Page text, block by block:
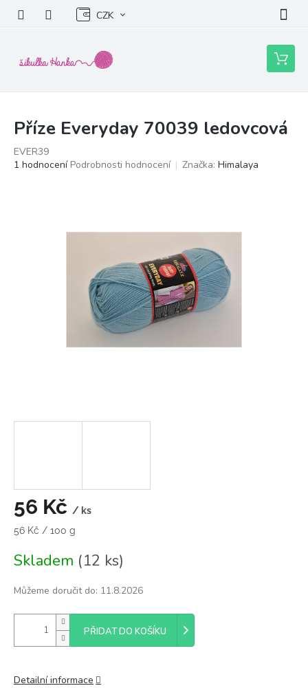
obsah
CZK
Nákupní
košík
Příze Everyday 70039 ledovcová
EVER39
Průměrné
1 hodnocení Podrobnosti hodnocení Značka: Himalaya
56 Kč / ks
Měrná
56 Kč / 100 g
Skladem (12 ks)
Můžeme doručit do: 11.8.2026
PŘIDAT DO KOŠÍKU
Detailní informace